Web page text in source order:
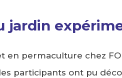
jardin
en permaculture chez
participants ont pu